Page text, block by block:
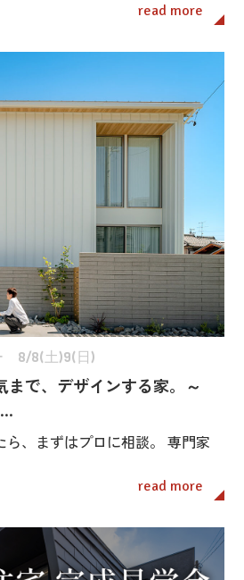
read more
8/8(土)9(日)
まで、デザインする家。～
ら、まずはプロに相談。 専門家
read more